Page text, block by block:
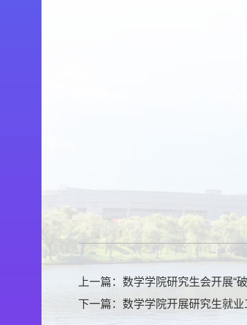
上一篇： 数学学院研究生会开展“
下一篇： 数学学院开展研究生就